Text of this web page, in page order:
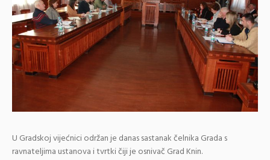
U Gradskoj vijećnici održan je danas sastanak čelnika Grada s
ravnateljima ustanova i tvrtki čiji je osnivač Grad Knin.